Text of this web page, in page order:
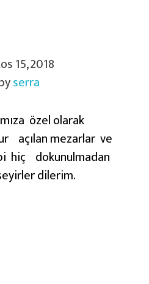
15, 2018
serra
özel olarak
açılan mezarlar ve
hiç dokunulmadan
dilerim.